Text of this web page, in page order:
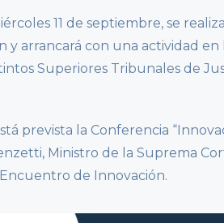
11 de septiembre, se
arrancará con una actividad en
Superiores Tribunales de
prevista la Conferencia
Ministro de la Suprema
de Innovación.